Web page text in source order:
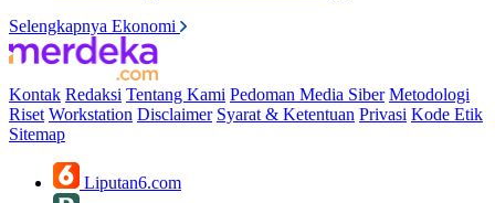
Selengkapnya Ekonomi
Kontak Redaksi Tentang Kami Pedoman Media Siber Metodologi
Riset Workstation Disclaimer Syarat & Ketentuan Privasi Kode Etik
Sitemap
Liputan6.com